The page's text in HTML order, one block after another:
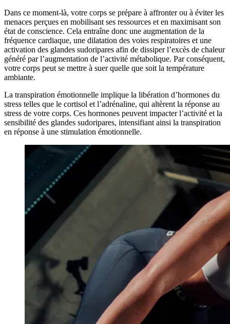
Dans ce moment-là, votre corps se prépare à affronter ou à éviter les
menaces perçues en mobilisant ses ressources et en maximisant son
état de conscience. Cela entraîne donc une augmentation de la
fréquence cardiaque, une dilatation des voies respiratoires et une
activation des glandes sudoripares afin de dissiper l’excès de chaleur
généré par l’augmentation de l’activité métabolique. Par conséquent,
votre corps peut se mettre à suer quelle que soit la température
ambiante.
La transpiration émotionnelle implique la libération d’hormones du
stress telles que le cortisol et l’adrénaline, qui altèrent la réponse au
stress de votre corps. Ces hormones peuvent impacter l’activité et la
sensibilité des glandes sudoripares, intensifiant ainsi la transpiration
en réponse à une stimulation émotionnelle.